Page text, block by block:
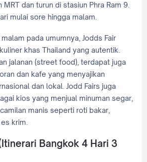
MRT dan turun di stasiun Phra Ram 9.
mulai sore hingga malam.
pada umumnya, Jodds Fair
khas Thailand yang autentik.
jalanan (street food), terdapat juga
dan kafe yang menyajikan
dan lokal. Jodd Fairs juga
kios yang menjual minuman segar,
manis seperti roti bakar,
krim.
Bangkok 4 Hari 3